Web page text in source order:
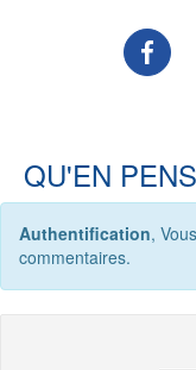
QU'EN
Authentification,
commentaires.